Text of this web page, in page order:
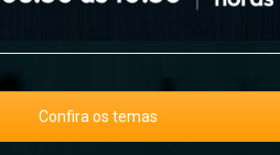
Confira os temas